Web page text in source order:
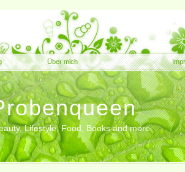
Über mich
Lifestyle, Food, Books and more